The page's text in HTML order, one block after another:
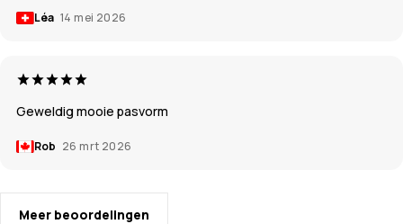
Léa 14 mei 2026
Geweldig mooie pasvorm
Rob 26 mrt 2026
Meer beoordelingen